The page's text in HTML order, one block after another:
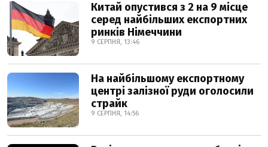
Китай опустився з 2 на 9 місце
серед найбільших експортних
ринків Німеччини
9 СЕРПНЯ, 13:46
На найбільшому експортному
центрі залізної руди оголосили
страйк
9 СЕРПНЯ, 14:56